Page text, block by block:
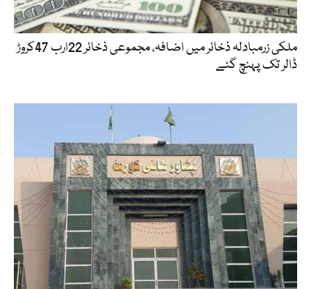
ملکی زرمبادلہ ذخائر میں اضافہ، مجموعی ذخائر 22ارب 47کروڑ
ڈالر تک پہنچ گئے